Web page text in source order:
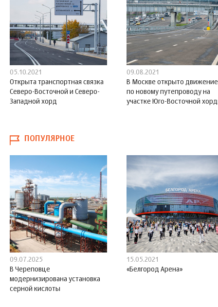
05.10.2021
Открыта транспортная связка
Северо-Восточной и Северо-
Западной хорд
09.08.2021
В Москве открыто движение
по новому путепроводу на
участке Юго-Восточной
ПОПУЛЯРНОЕ
09.07.2025
В Череповце
модернизирована установка
серной кислоты
15.05.2021
«Белгород Арена»